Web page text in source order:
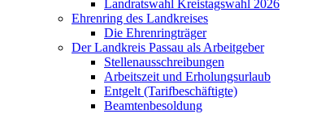
Landratswahl Kreistagswahl 2026
Ehrenring des Landkreises
Die Ehrenringträger
Der Landkreis Passau als Arbeitgeber
Stellenausschreibungen
Arbeitszeit und Erholungsurlaub
Entgelt (Tarifbeschäftigte)
Beamtenbesoldung